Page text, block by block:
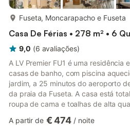
Fuseta, Moncarapacho e Fuseta
Casa De Férias • 278 m² • 6
9,0 (6 avaliações)
A LV Premier FU1 é uma
casas de banho, com piscina
jardim, a 25 minutos do aeroporto
da praia da Fuseta. A casa está
roupa de cama e toalhas de alta
Churrasqueira. Vistas
A partir de € 474 / noite